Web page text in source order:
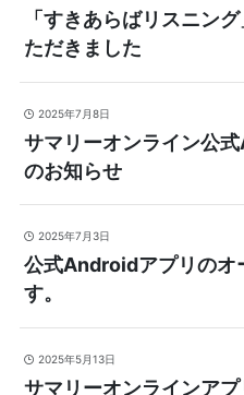
「すきあらばリスニン
ただきました
2025年7月8日
サマリーオンライン公
のお知らせ
2025年7月3日
公式Androidアプリのオ
す。
2025年5月13日
サマリーオンラインア